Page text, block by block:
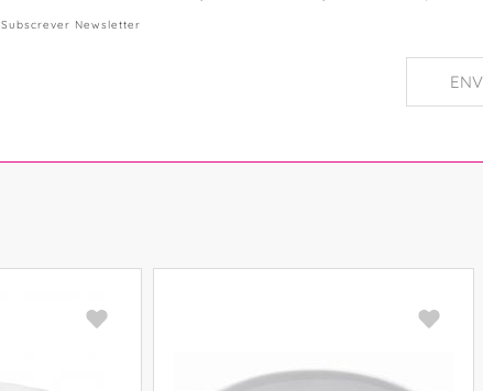
Subscrever Newsletter